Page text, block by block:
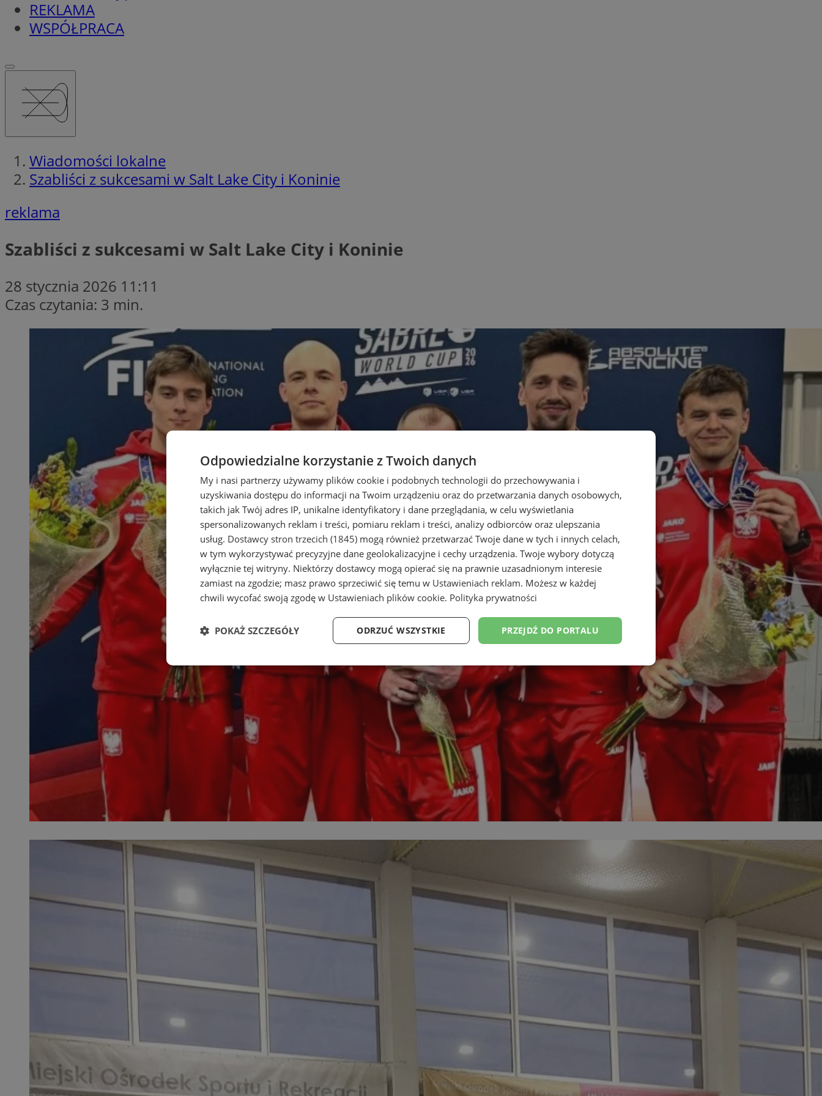
REKLAMA
WSPÓŁPRACA
Wiadomości lokalne
Szabliści z sukcesami w Salt Lake City i Koninie
reklama
Szabliści z sukcesami w Salt Lake City i Koninie
28 stycznia 2026 11:11
Czas czytania: 3 min.
Odpowiedzialne korzystanie z Twoich danych
My i nasi partnerzy używamy plików cookie i podobnych technologii do przechowywania i
uzyskiwania dostępu do informacji na Twoim urządzeniu oraz do przetwarzania danych osobowych,
takich jak Twój adres IP, unikalne identyfikatory i dane przeglądania, w celu wyświetlania
spersonalizowanych reklam i treści, pomiaru reklam i treści, analizy odbiorców oraz ulepszania
usług. Dostawcy stron trzecich (1845) mogą również przetwarzać Twoje dane w tych i innych celach,
w tym wykorzystywać precyzyjne dane geolokalizacyjne i cechy urządzenia. Twoje wybory dotyczą
wyłącznie tej witryny. Niektórzy dostawcy mogą opierać się na prawnie uzasadnionym interesie
zamiast na zgodzie; masz prawo sprzeciwić się temu w Ustawieniach reklam. Możesz w każdej
chwili wycofać swoją zgodę w Ustawieniach plików cookie. Polityka prywatności
PRZEJDŹ DO PORTALU
ODRZUĆ WSZYSTKIE
POKAŻ SZCZEGÓŁY
Niezbędne Wydajność Targetowanie Funkcjonalność Niesklasyfikowane
Niezbędne Targetowanie Funkcjonalność Niesklasyfikowane
Niezbędne pliki cookie umożliwiają korzystanie z podstawowych funkcji strony internetowej, takich jak logowanie użytkownika i
zarządzanie kontem. Bez niezbędnych plików cookie nie można prawidłowo korzystać ze strony internetowej.
Nazwa
Domena
Okres
przechowywania
Opis
MvSessID
.rfihub.com
Ten plik cookie jest używany do przechowywania
zgody użytkownika w odniesieniu do usług śledzenia.
Zazwyczaj rejestruje, czy użytkownik zdecydował się na
usługi śledzenia lub reklamy.
VISITOR_PRIVACY_METADATA
.youtube.com
wybory dotyczące polityki prywatności i ustawień
zgody, zapewniając ich przestrzeganie w kolejnych
wizytach. Dzięki temu użytkownik nie musi ponownie
CookieScript
4 tygodnie 2 dni
Script.com do zapamiętywania preferencji dotyczących
zgody użytkownika na pliki cookie. Jest to konieczne,
aby baner cookie Cookie-Script.com działał poprawnie.
__cf_bm
Inc.
umożliwia tworzenie ważnych raportów na temat
korzystania z jej witryny internetowej.
__cf_bm
Cloudflare
Ten plik cookie służy do rozróżniania ludzi i botów. Jest